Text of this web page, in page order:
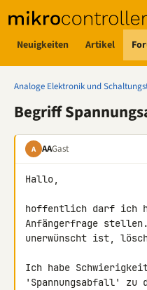
Neuigkeiten Artikel
Analoge Elektronik und
Begriff
A AAGast
Hallo,
hoffentlich darf ich
Anfängerfrage
unerwünscht ist,
Ich habe
'Spannungsabfall' zu